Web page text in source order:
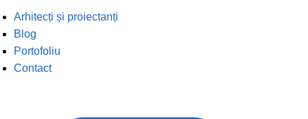
Arhitecți și proiectanți
Blog
Portofoliu
Contact